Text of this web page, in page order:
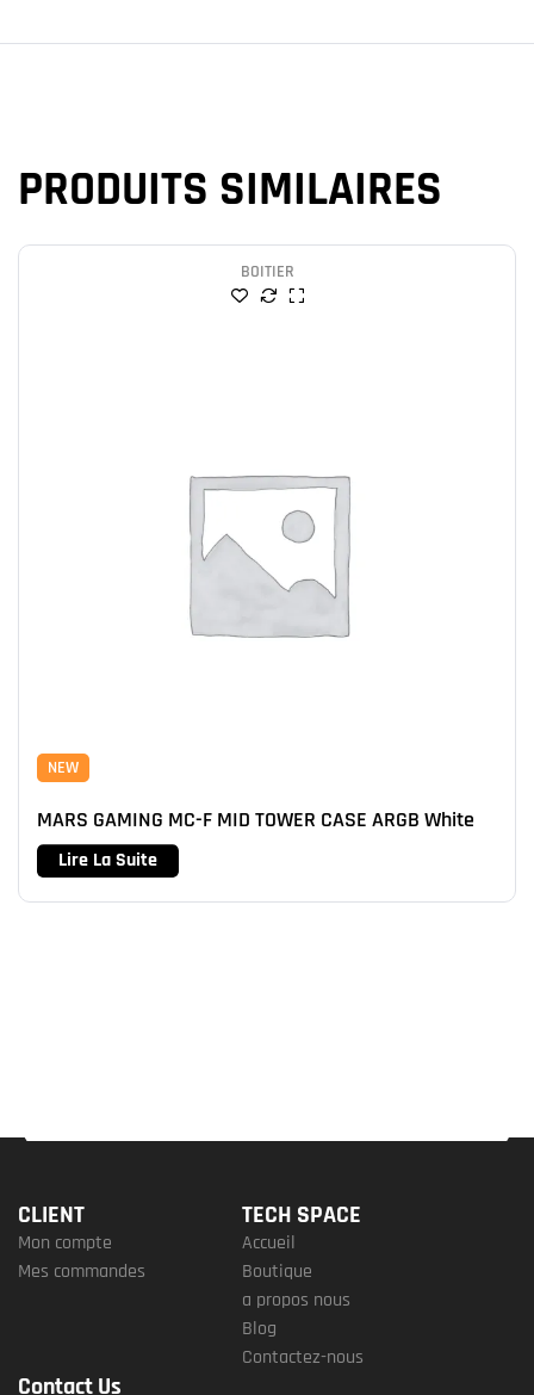
PRODUITS SIMILAIRES
BOITIER
NEW
MARS GAMING MC-F MID TOWER CASE ARGB White
Lire La Suite
CLIENT
Mon compte
Mes commandes
TECH SPACE
Accueil
Boutique
a propos nous
Blog
Contactez-nous
Contact Us